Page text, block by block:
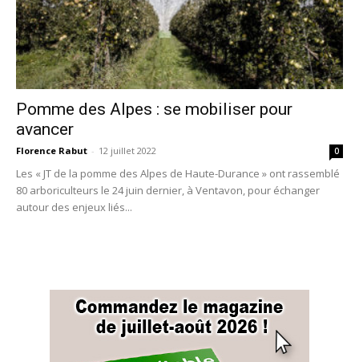
Pomme des Alpes : se mobiliser pour
avancer
Florence Rabut - 12 juillet 2022 0
Les « JT de la pomme des Alpes de Haute-Durance » ont rassemblé
80 arboriculteurs le 24 juin dernier, à Ventavon, pour échanger
autour des enjeux liés...